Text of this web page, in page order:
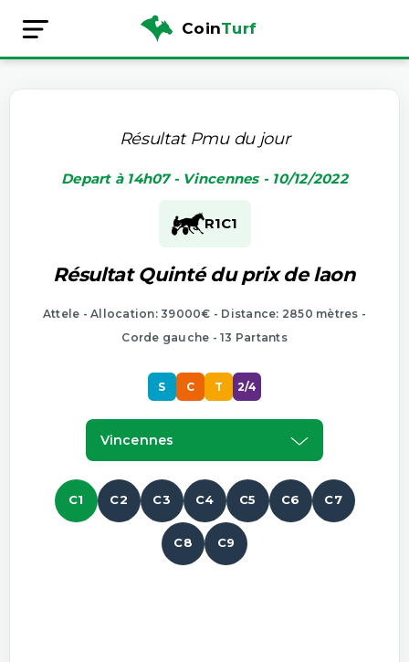
CoinTurf
Résultat Pmu du jour
Depart à 14h07 - Vincennes - 10/12/2022
R1C1
Résultat Quinté du prix de laon
Attele - Allocation: 39000€ - Distance: 2850 mètres -
Corde gauche - 13 Partants
S C T 2/4
Vincennes
C1 C2 C3 C4 C5 C6 C7
C8 C9